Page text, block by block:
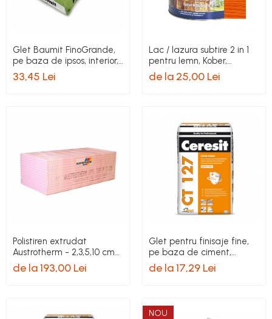
Glet Baumit FinoGrande,
pe baza de ipsos, interior,
20 kg
33,45 Lei
Lac / lazura subtire 2 in 1
pentru lemn, Kober,
wenge, interior / exterior
de la 25,00 Lei
Polistiren extrudat
Austrotherm - 2,3,5,10 cm
grosime
de la 193,00 Lei
Glet pentru finisaje fine,
pe baza de ciment,
Ceresit CT 127, interior
de la 17,29 Lei
NOU